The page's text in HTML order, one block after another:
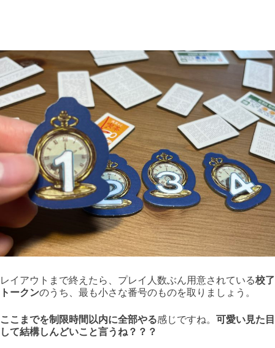
レイアウトまで終えたら、プレイ人数ぶん用意されている校了
トークンのうち、最も小さな番号のものを取りましょう。
ここまでを制限時間以内に全部やる感じですね。 可愛い見た目
して結構しんどいこと言うね？？？